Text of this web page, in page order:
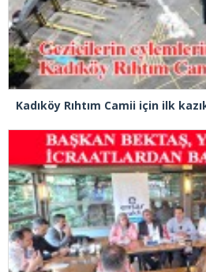
Kadıköy Rıhtım Camii için ilk